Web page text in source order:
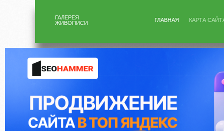
ГАЛЕРЕЯ
ЖИВОПИСИ
ГЛАВНАЯ КАРТА